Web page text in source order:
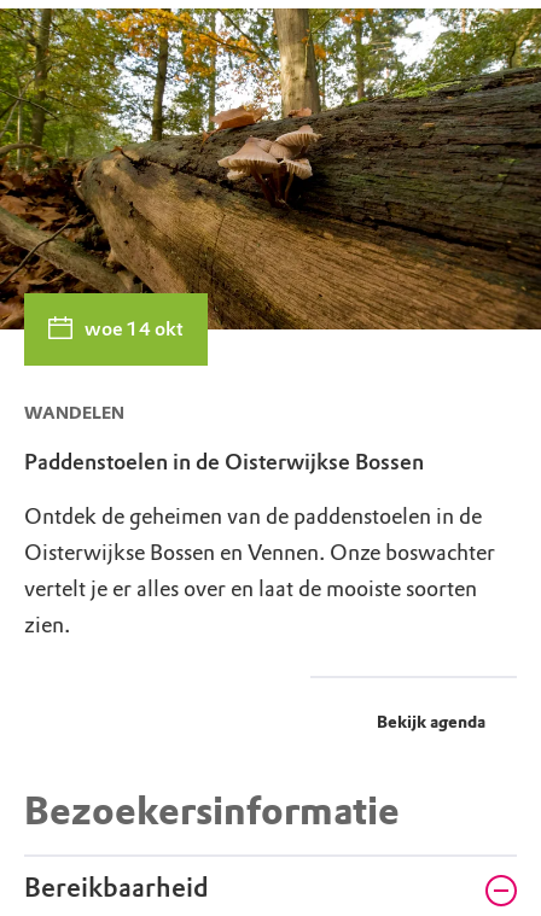
woe 14 okt
WANDELEN
Paddenstoelen in de Oisterwijkse Bossen
Ontdek de geheimen van de paddenstoelen in de
Oisterwijkse Bossen en Vennen. Onze boswachter
vertelt je er alles over en laat de mooiste soorten
zien.
Bekijk agenda
Bezoekersinformatie
Bereikbaarheid